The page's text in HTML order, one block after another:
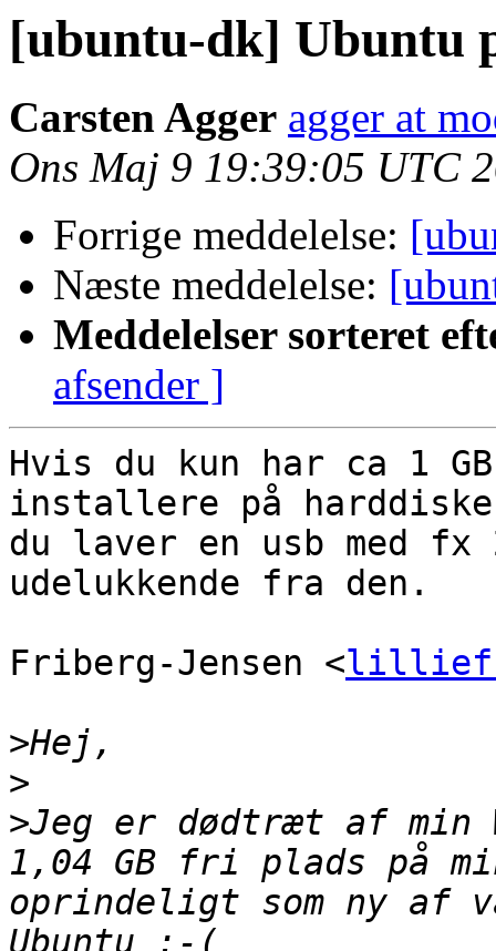
[ubuntu-dk] Ubuntu
Carsten Agger agger at
Ons Maj 9 19:39:05 UTC
Forrige meddelelse:
Næste meddelelse:
Meddelelser sorteret
afsender ]
Hvis du kun har ca 1
installere på
du laver en usb med
udelukkende fra den.
Friberg-Jensen <
>
>
>Jeg er dødtræt af min
1,04 GB fri plads på
oprindeligt som ny af